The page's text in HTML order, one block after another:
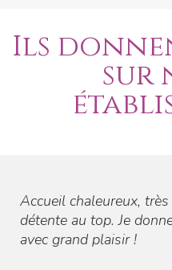
Ils
sur
Accueil chaleureux,
détente au top. Je
avec grand plaisir !